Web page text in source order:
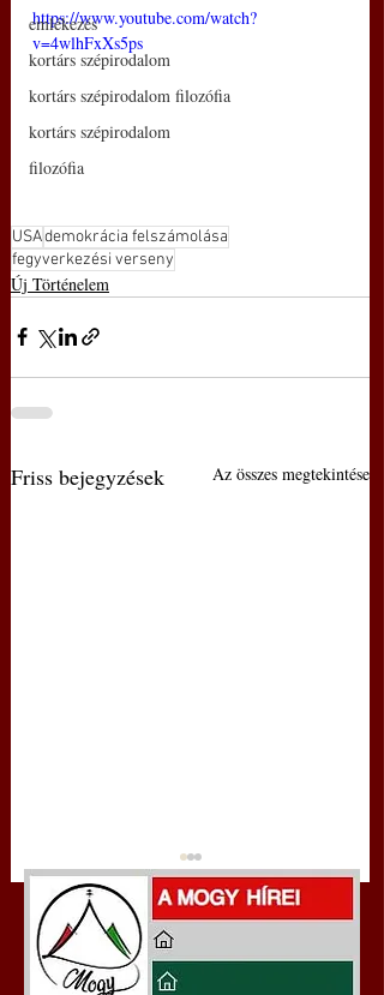
emlékezés
kortárs szépirodalom
kortárs szépirodalom filozófia
kortárs szépirodalom
filozófia
https://www.youtube.com/watch?
v=4wlhFxXs5ps
USAdemokrácia felszámolása
fegyverkezési verseny
Új Történelem
Friss bejegyzések Az összes megtekintése